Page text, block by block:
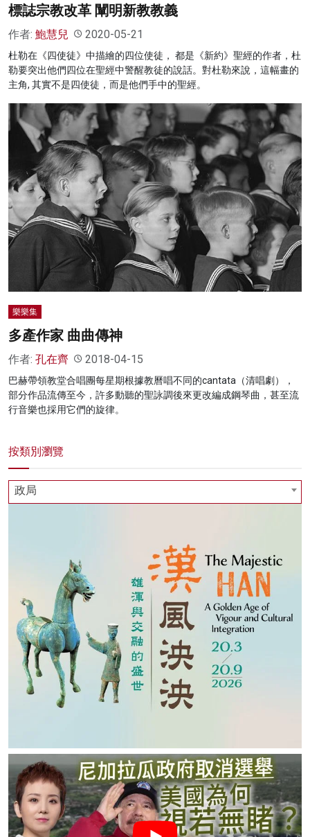
標誌宗教改革 闡明新教教義
作者: 鮑慧兒 2020-05-21
杜勒在《四使徒》中描繪的四位使徒， 都是《新約》聖經的作者，杜
勒要突出他們四位在聖經中警醒教徒的說話。對杜勒來說，這幅畫的
主角, 其實不是四使徒，而是他們手中的聖經。
樂樂集
多產作家 曲曲傳神
作者: 孔在齊 2018-04-15
巴赫帶領教堂合唱團每星期根據教曆唱不同的cantata（清唱劇），
部分作品流傳至今，許多動聽的聖詠調後來更改編成鋼琴曲，甚至流
行音樂也採用它們的旋律。
按類別瀏覽
政局